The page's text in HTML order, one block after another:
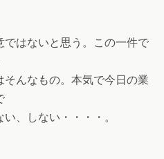
ではないと思う。この一件で
そんなもの。本気で今日の業
、しない・・・・。